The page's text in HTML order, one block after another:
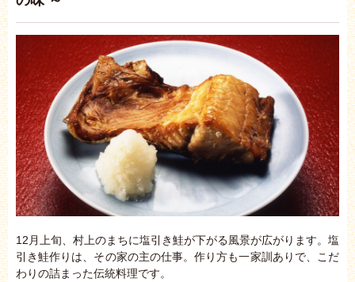
12月上旬、村上のまちに塩引き鮭が下がる風景が広がります。塩
引き鮭作りは、その家の主の仕事。作り方も一家訓ありで、こだ
わりの詰まった伝統料理です。